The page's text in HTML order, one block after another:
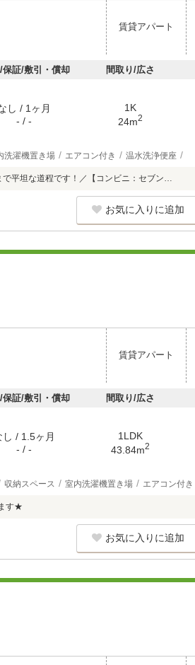
賃貸アパート
保証/敷引・償却 間取り/広さ
し / 1ヶ月
- / -
1K
24m2
洗濯機置き場 エアコン付き 温水洗浄便座
平坦な道程です！／【コンビニ：セブン…
お気に入りに追加
賃貸アパート
保証/敷引・償却 間取り/広さ
し / 1.5ヶ月
- / -
1LDK
43.84m2
収納スペース 室内洗濯機置き場 エアコン付き
す★
お気に入りに追加